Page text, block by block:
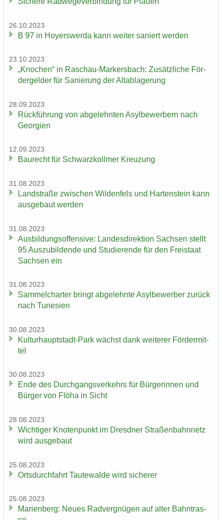
26.10.2023
B 97 in Ho­yers­wer­da kann wei­ter sa­niert wer­den
23.10.2023
„Kno­chen“ in Raschau-​Markersbach: Zu­sätz­li­che För­
der­gel­der für Sa­nie­rung der Alt­ab­la­ge­rung
28.09.2023
Rück­füh­rung von ab­ge­lehn­ten Asyl­be­wer­bern nach
Ge­or­gi­en
12.09.2023
Bau­recht für Schwarz­koll­mer Kreu­zung
31.08.2023
Land­stra­ße zwi­schen Wil­den­fels und Har­ten­stein kann
aus­ge­baut wer­den
31.08.2023
Aus­bil­dungs­of­fen­si­ve: Lan­des­di­rek­ti­on Sach­sen stellt
95 Aus­zu­bil­den­de und Stu­die­ren­de für den Frei­staat
Sach­sen ein
31.08.2023
Sam­mel­char­ter bringt ab­ge­lehn­te Asyl­be­wer­ber zu­rück
nach Tu­ne­si­en
30.08.2023
Kulturhauptstadt-​Park wächst dank wei­te­rer För­der­mit­
tel
30.08.2023
Ende des Durch­gangs­ver­kehrs für Bür­ge­rin­nen und
Bür­ger von Flöha in Sicht
28.08.2023
Wich­ti­ger Kno­ten­punkt im Dresd­ner Stra­ßen­bahn­netz
wird aus­ge­baut
25.08.2023
Orts­durch­fahrt Tau­te­wal­de wird si­che­rer
25.08.2023
Ma­ri­en­berg: Neues Rad­ver­gnü­gen auf alter Bahn­tras­